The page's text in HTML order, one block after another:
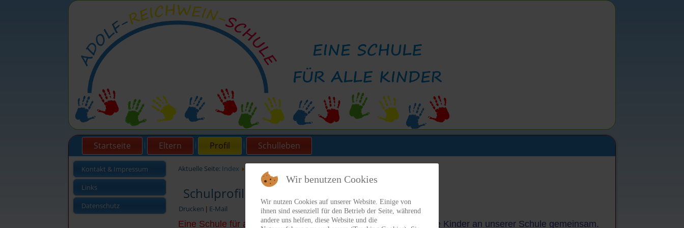
Startseite Eltern Profil Schulleben
Kontakt & Impressum
Links
Datenschutz
Aktuelle Seite: Index
Schulprofil
Drucken E-Mail
Eine Schule für alle Kinder- das und noch viel mehr machen alle Kinder an unserer Schule gemeinsam.
Wir benutzen Cookies
Wir nutzen Cookies auf unserer Website. Einige von
ihnen sind essenziell für den Betrieb der Seite, während
andere uns helfen, diese Website und die